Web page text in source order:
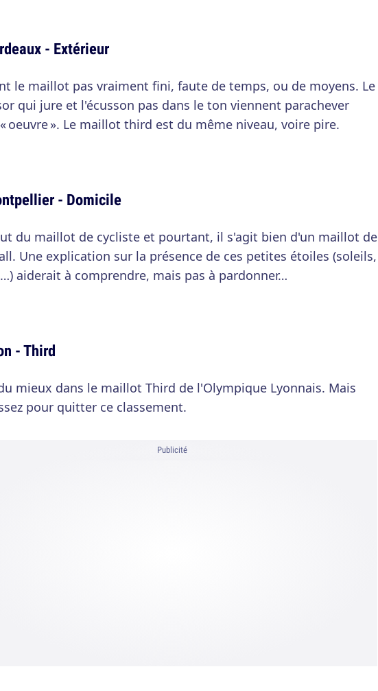
- Extérieur
le maillot pas vraiment fini, faute de temps, ou de moyens. Le
qui jure et l'écusson pas dans le ton viennent parachever
oeuvre ». Le maillot third est du même niveau, voire pire.
- Domicile
du maillot de cycliste et pourtant, il s'agit bien d'un maillot de
Une explication sur la présence de ces petites étoiles (soleils,
aiderait à comprendre, mais pas à pardonner…
- Third
mieux dans le maillot Third de l'Olympique Lyonnais. Mais
pour quitter ce classement.
Publicité